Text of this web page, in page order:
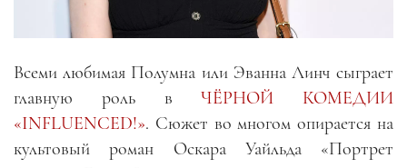
Всеми любимая Полумна или Эванна Линч сыграет
главную роль вЧЁРНОЙ КОМЕДИИ
«INFLUENCED!». Сюжет во многом опирается на
культовый роман Оскара Уайльда «Портрет